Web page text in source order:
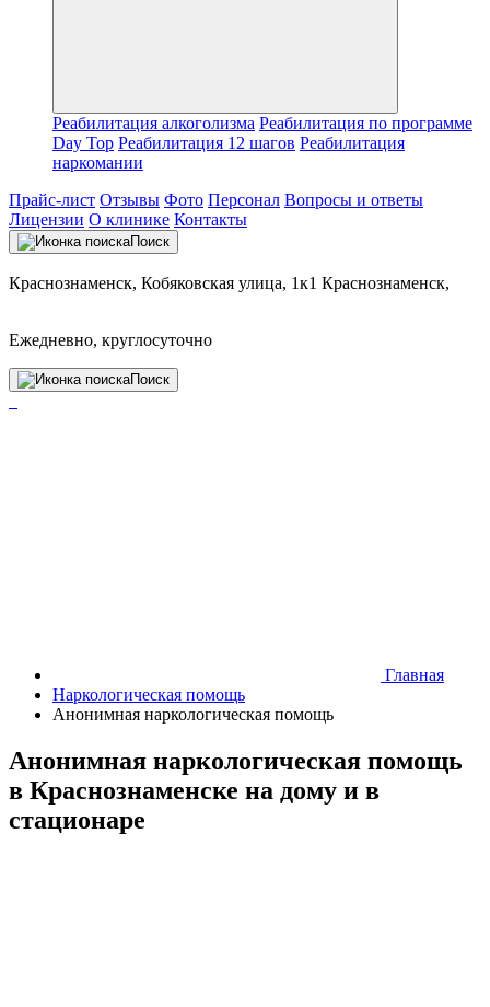
Реабилитация алкоголизма Реабилитация по программе
Day Top Реабилитация 12 шагов Реабилитация
наркомании
Прайс-лист Отзывы Фото Персонал Вопросы и ответы
Лицензии О клинике Контакты
Поиск
Краснознаменск, Кобяковская улица, 1к1 Краснознаменск,
Ежедневно, круглосуточно
Поиск
Главная
Наркологическая помощь
Анонимная наркологическая помощь
Анонимная наркологическая помощь
в Краснознаменске на дому и в
стационаре